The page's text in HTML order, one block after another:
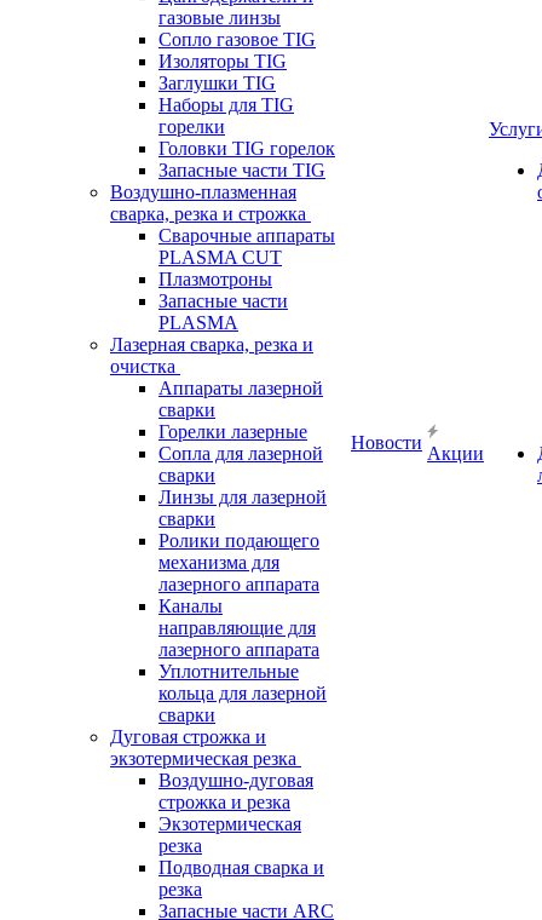
газовые линзы
Сопло газовое TIG
Изоляторы TIG
Заглушки TIG
Наборы для TIG
горелки
Головки TIG горелок
Запасные части TIG
Воздушно-плазменная
сварка, резка и строжка
Сварочные аппараты
PLASMA CUT
Плазмотроны
Запасные части
PLASMA
Лазерная сварка, резка и
очистка
Аппараты лазерной
сварки
Горелки лазерные
Сопла для лазерной
сварки
Линзы для лазерной
сварки
Ролики подающего
механизма для
лазерного аппарата
Каналы
направляющие для
лазерного аппарата
Уплотнительные
кольца для лазерной
сварки
Дуговая строжка и
экзотермическая резка
Воздушно-дуговая
строжка и резка
Экзотермическая
резка
Подводная сварка и
резка
Запасные части ARC
Новости
Акции